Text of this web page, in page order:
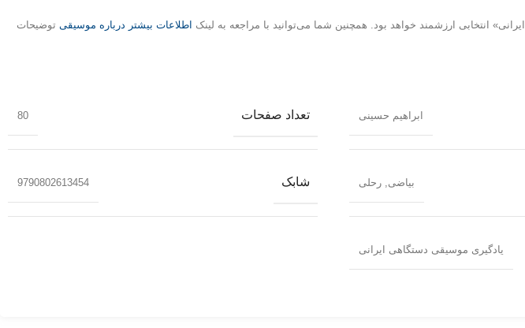
انتخابی ارزشمند خواهد بود. همچنین شما می‌توانید با مراجعه به لینک اطلاعات بیشتر درباره موسیقی توضیحات
ابراهیم حسینی تعداد صفحات 80
بیاضی رحلی شابک 9790802613454
یادگیری موسیقی دستگاهی ایرانی